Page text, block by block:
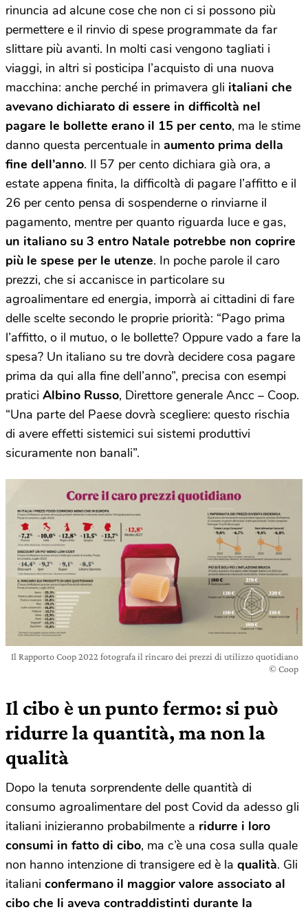
rinuncia ad alcune cose che non ci si possono più
permettere e il rinvio di spese programmate da far
slittare più avanti. In molti casi vengono tagliati i
viaggi, in altri si posticipa l’acquisto di una nuova
macchina: anche perché in primavera gli italiani che
avevano dichiarato di essere in difficoltà nel
pagare le bollette erano il 15 per cento, ma le stime
danno questa percentuale in aumento prima della
fine dell’anno. Il 57 per cento dichiara già ora, a
estate appena finita, la difficoltà di pagare l’affitto e il
26 per cento pensa di sospenderne o rinviarne il
pagamento, mentre per quanto riguarda luce e gas,
un italiano su 3 entro Natale potrebbe non coprire
più le spese per le utenze. In poche parole il caro
prezzi, che si accanisce in particolare su
agroalimentare ed energia, imporrà ai cittadini di fare
delle scelte secondo le proprie priorità: “Pago prima
l’affitto, o il mutuo, o le bollette? Oppure vado a fare la
spesa? Un italiano su tre dovrà decidere cosa pagare
prima da qui alla fine dell’anno”, precisa con esempi
pratici Albino Russo, Direttore generale Ancc – Coop.
“Una parte del Paese dovrà scegliere: questo rischia
di avere effetti sistemici sui sistemi produttivi
sicuramente non banali”.
Il Rapporto Coop 2022 fotografa il rincaro dei prezzi di utilizzo quotidiano
© Coop
Il cibo è un punto fermo: si può
ridurre la quantità, ma non la
qualità
Dopo la tenuta sorprendente delle quantità di
consumo agroalimentare del post Covid da adesso gli
italiani inizieranno probabilmente a ridurre i loro
consumi in fatto di cibo, ma c’è una cosa sulla quale
non hanno intenzione di transigere ed è la qualità. Gli
italiani confermano il maggior valore associato al
cibo che li aveva contraddistinti durante la